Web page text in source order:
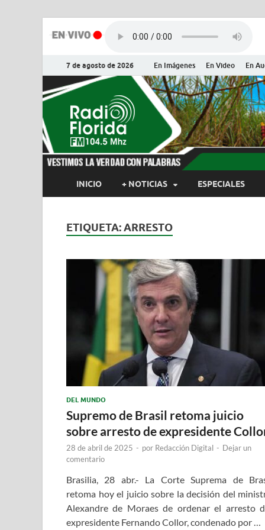
7 de agosto de 2026 En Imágenes En Video En
Radio
Noticias y Actualidades de
INICIO + NOTICIAS ESPECIALES
ETIQUETA:ARRESTO
DEL MUNDO
Supremo de Brasil retoma juicio
sobre arresto de expresidente
28 de abril de 2025 - por Redacción Digital - Dejar un
comentario
Brasilia, 28 abr.- La Corte Suprema de
retoma hoy el juicio sobre la decisión del
Alexandre de Moraes de ordenar el arresto
expresidente Fernando Collor, condenado por …